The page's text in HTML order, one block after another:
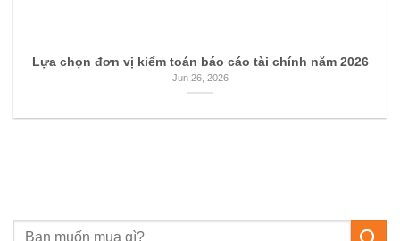
Lựa chọn đơn vị kiểm toán báo cáo tài chính năm 2026
Jun 26, 2026